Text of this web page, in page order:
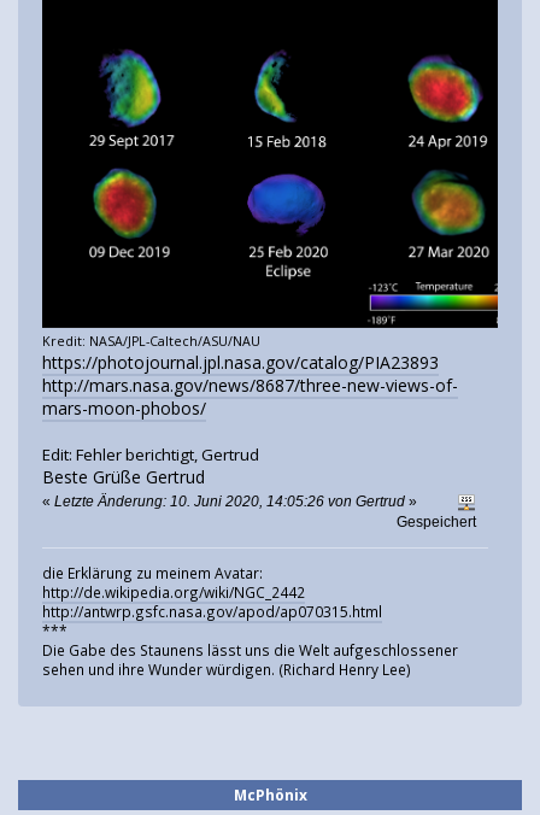
Kredit: NASA/JPL-Caltech/ASU/NAU
https://photojournal.jpl.nasa.gov/catalog/PIA23893
http://mars.nasa.gov/news/8687/three-new-views-of-
mars-moon-phobos/
Edit: Fehler berichtigt, Gertrud
Beste Grüße Gertrud
« Letzte Änderung: 10. Juni 2020, 14:05:26 von Gertrud »
Gespeichert
die Erklärung zu meinem Avatar:
http://de.wikipedia.org/wiki/NGC_2442
http://antwrp.gsfc.nasa.gov/apod/ap070315.html
***
Die Gabe des Staunens lässt uns die Welt aufgeschlossener
sehen und ihre Wunder würdigen. (Richard Henry Lee)
McPhönix